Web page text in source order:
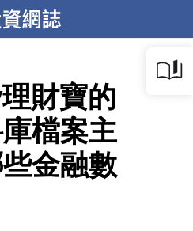
財寶的
檔案主
金融數